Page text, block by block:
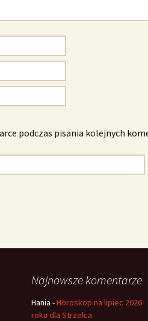
podczas pisania kolejnych
Najnowsze komentarze
Hania -Horoskop na lipiec 2026
roku dla Strzelca